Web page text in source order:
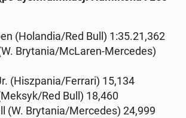
(Ho­lan­dia/Red Bull) 1:35.21,362
Bry­ta­nia/McLaren-Mer­ce­des)
(Hisz­pa­nia/Ferrari) 15,134
Red Bull) 18,460
(W. Bry­ta­nia/Mer­ce­des) 24,999